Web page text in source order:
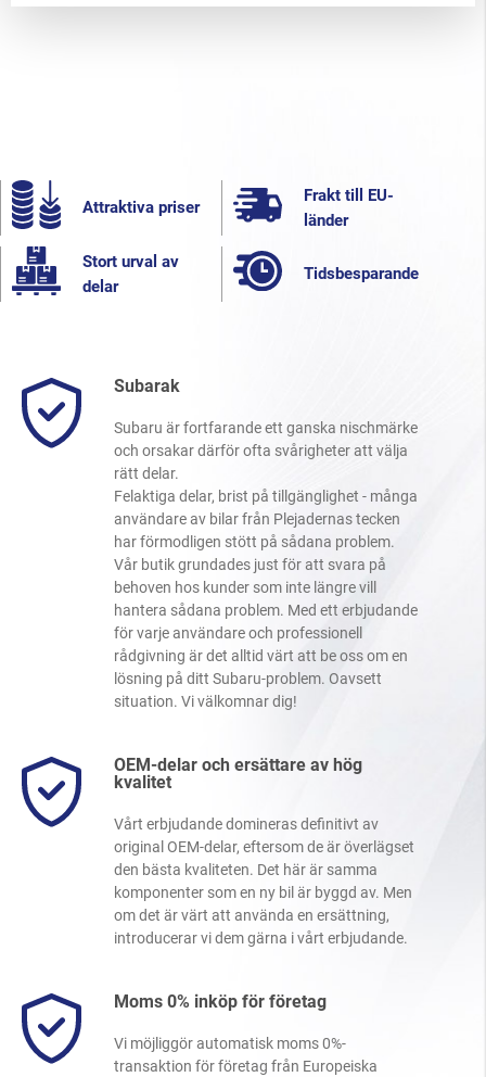
Attraktiva priser
Frakt till EU-
länder
Stort urval av
delar
Tidsbesparande
Subarak
Subaru är fortfarande ett ganska nischmärke
och orsakar därför ofta svårigheter att välja
rätt delar.
Felaktiga delar, brist på tillgänglighet - många
användare av bilar från Plejadernas tecken
har förmodligen stött på sådana problem.
Vår butik grundades just för att svara på
behoven hos kunder som inte längre vill
hantera sådana problem. Med ett erbjudande
för varje användare och professionell
rådgivning är det alltid värt att be oss om en
lösning på ditt Subaru-problem. Oavsett
situation. Vi välkomnar dig!
OEM-delar och ersättare av hög
kvalitet
Vårt erbjudande domineras definitivt av
original OEM-delar, eftersom de är överlägset
den bästa kvaliteten. Det här är samma
komponenter som en ny bil är byggd av. Men
om det är värt att använda en ersättning,
introducerar vi dem gärna i vårt erbjudande.
Moms 0% inköp för företag
Vi möjliggör automatisk moms 0%-
transaktion för företag från Europeiska